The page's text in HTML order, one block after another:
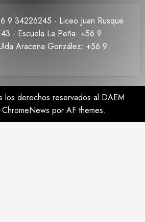
9 34226245 - Liceo Juan Rusque
- Escuela La Peña: +56 9
Aracena González: +56 9
los derechos reservados al DAEM
ChromeNews por AF themes.